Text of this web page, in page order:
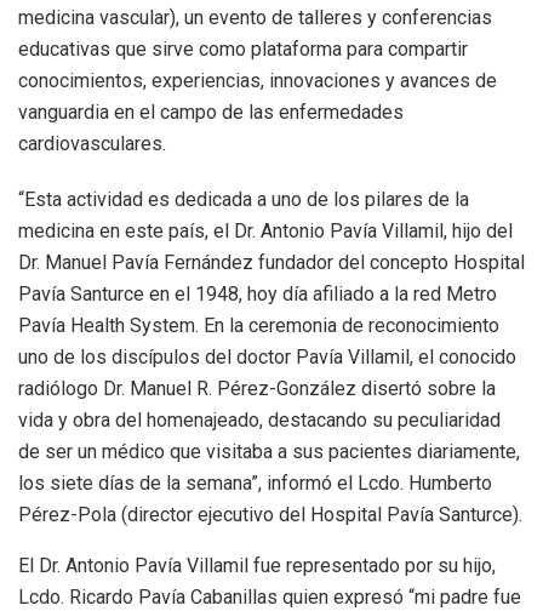
medicina vascular), un evento de talleres y conferencias
educativas que sirve como plataforma para compartir
conocimientos, experiencias, innovaciones y avances de
vanguardia en el campo de las enfermedades
cardiovasculares.
“Esta actividad es dedicada a uno de los pilares de la
medicina en este país, el Dr. Antonio Pavía Villamil, hijo del
Dr. Manuel Pavía Fernández fundador del concepto Hospital
Pavía Santurce en el 1948, hoy día afiliado a la red Metro
Pavía Health System. En la ceremonia de reconocimiento
uno de los discípulos del doctor Pavía Villamil, el conocido
radiólogo Dr. Manuel R. Pérez-González disertó sobre la
vida y obra del homenajeado, destacando su peculiaridad
de ser un médico que visitaba a sus pacientes diariamente,
los siete días de la semana”, informó el Lcdo. Humberto
Pérez-Pola (director ejecutivo del Hospital Pavía Santurce).
El Dr. Antonio Pavía Villamil fue representado por su hijo,
Lcdo. Ricardo Pavía Cabanillas quien expresó “mi padre fue